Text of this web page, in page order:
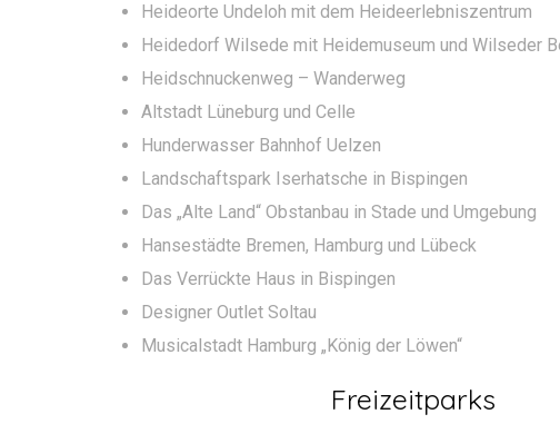
Heideorte Undeloh mit dem Heideerlebniszentrum
Heidedorf Wilsede mit Heidemuseum und Wilseder
Heidschnuckenweg – Wanderweg
Altstadt Lüneburg und Celle
Hunderwasser Bahnhof Uelzen
Landschaftspark Iserhatsche in Bispingen
Das „Alte Land“ Obstanbau in Stade und Umgebung
Hansestädte Bremen, Hamburg und Lübeck
Das Verrückte Haus in Bispingen
Designer Outlet Soltau
Musicalstadt Hamburg „König der Löwen“
Freizeitparks